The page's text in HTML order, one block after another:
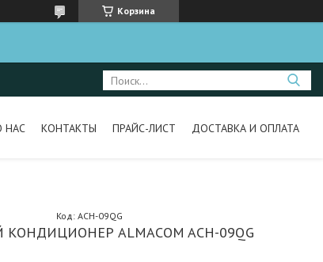
Корзина
НАС КОНТАКТЫ ПРАЙС-ЛИСТ ДОСТАВКА И ОПЛАТА
ALMACOM ACH-09QG
Код:ACH-09QG